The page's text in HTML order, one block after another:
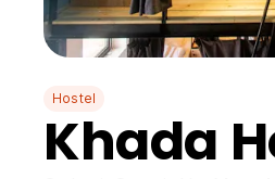
Hostel
Khada